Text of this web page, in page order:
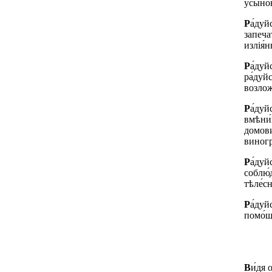
Р
Р
Р
Р
Р
Ви́дя